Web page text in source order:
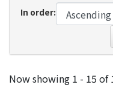
In order:
Recent
Now showing 1 - 15 of